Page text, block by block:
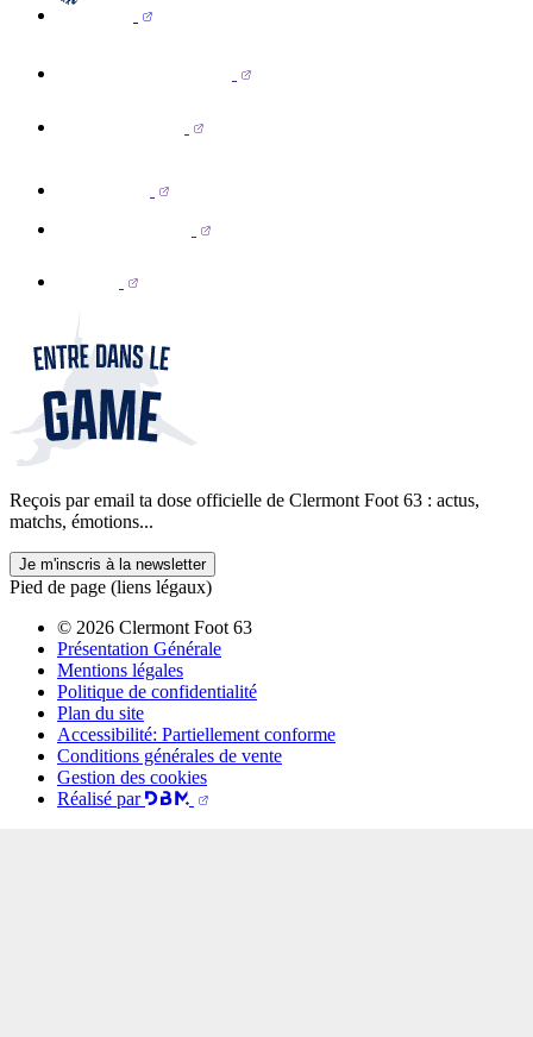
Reçois par email ta dose officielle de Clermont Foot 63 : actus,
matchs, émotions...
Je m'inscris à la newsletter
Pied de page (liens légaux)
© 2026 Clermont Foot 63
Présentation Générale
Mentions légales
Politique de confidentialité
Plan du site
Accessibilité: Partiellement conforme
Conditions générales de vente
Gestion des cookies
Réalisé par